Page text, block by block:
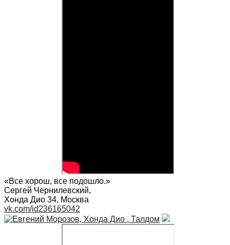
«Все хорош, все подошло.»
Сергей Чернилевский,
Хонда Дио 34, Москва
vk.com/id236165042